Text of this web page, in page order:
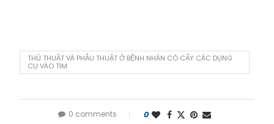
THỦ THUẬT VÀ PHẪU THUẬT Ở BỆNH NHÂN CÓ CẤY CÁC DỤNG
CỤ VÀO TIM
0 comments 0